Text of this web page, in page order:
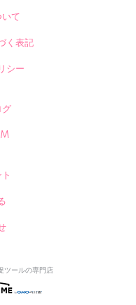
て
く表記
シー
グ
ツールの専門店